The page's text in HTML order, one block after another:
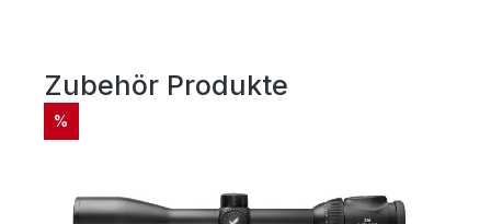
Produktgalerie überspringen
Zubehör Produkte
RABATT
%